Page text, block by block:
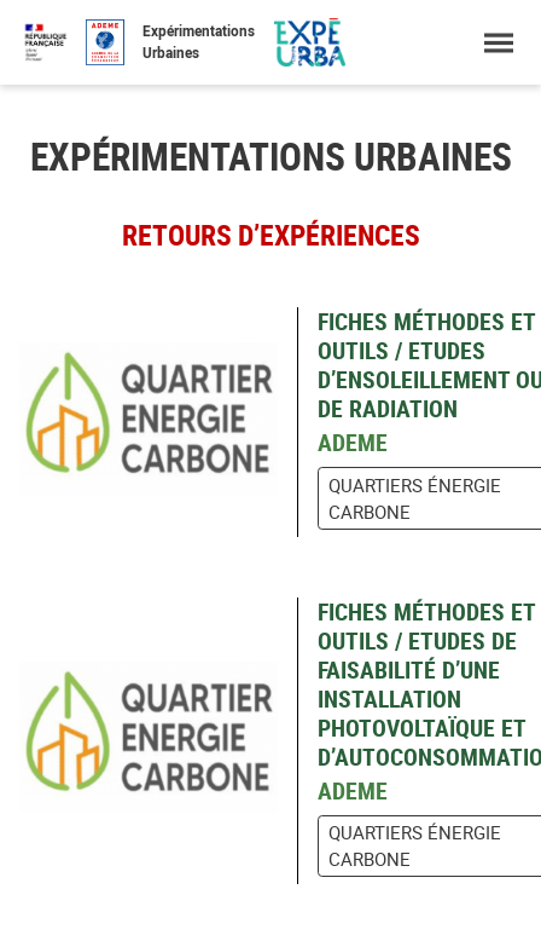
contenu
une
recherche
Expérimentations
Urbaines
EXPÉRIMENTATIONS URBAINES
RETOURS D’EXPÉRIENCES
FICHES MÉTHODES ET
OUTILS / ETUDES
D’ENSOLEILLEMENT
DE RADIATION
ADEME
QUARTIERS ÉNERGIE
CARBONE
FICHES MÉTHODES ET
OUTILS / ETUDES DE
FAISABILITÉ D’UNE
INSTALLATION
PHOTOVOLTAÏQUE ET
ADEME
QUARTIERS ÉNERGIE
CARBONE